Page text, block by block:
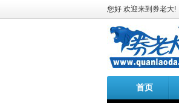
您好 欢迎来到券老大!
首页